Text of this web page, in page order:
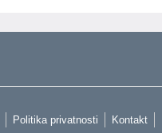
Politika privatnosti Kontakt